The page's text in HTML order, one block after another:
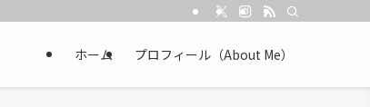
ホーム プロフィール（About Me）